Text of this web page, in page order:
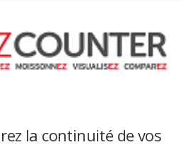
la continuité de vos